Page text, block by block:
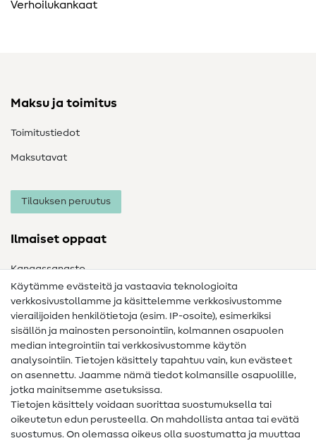
Verhoilukankaat
Maksu ja toimitus
Toimitustiedot
Maksutavat
Tilauksen peruutus
Ilmaiset oppaat
Kangassanasto
Ompelusanasto
Ompeluohjeet
Apua ja yhteystiedot
Yhteystiedot
Tietoa omistajanvaihdoksesta
Käytämme evästeitä ja vastaavia teknologioita
verkkosivustollamme ja käsittelemme verkkosivustomme
vierailijoiden henkilötietoja (esim. IP-osoite), esimerkiksi
sisällön ja mainosten personointiin, kolmannen osapuolen
median integrointiin tai verkkosivustomme käytön
analysointiin. Tietojen käsittely tapahtuu vain, kun evästeet
on asennettu. Jaamme nämä tiedot kolmansille osapuolille,
jotka mainitsemme asetuksissa.
Tietojen käsittely voidaan suorittaa suostumuksella tai
oikeutetun edun perusteella. On mahdollista antaa tai evätä
suostumus. On olemassa oikeus olla suostumatta ja muuttaa